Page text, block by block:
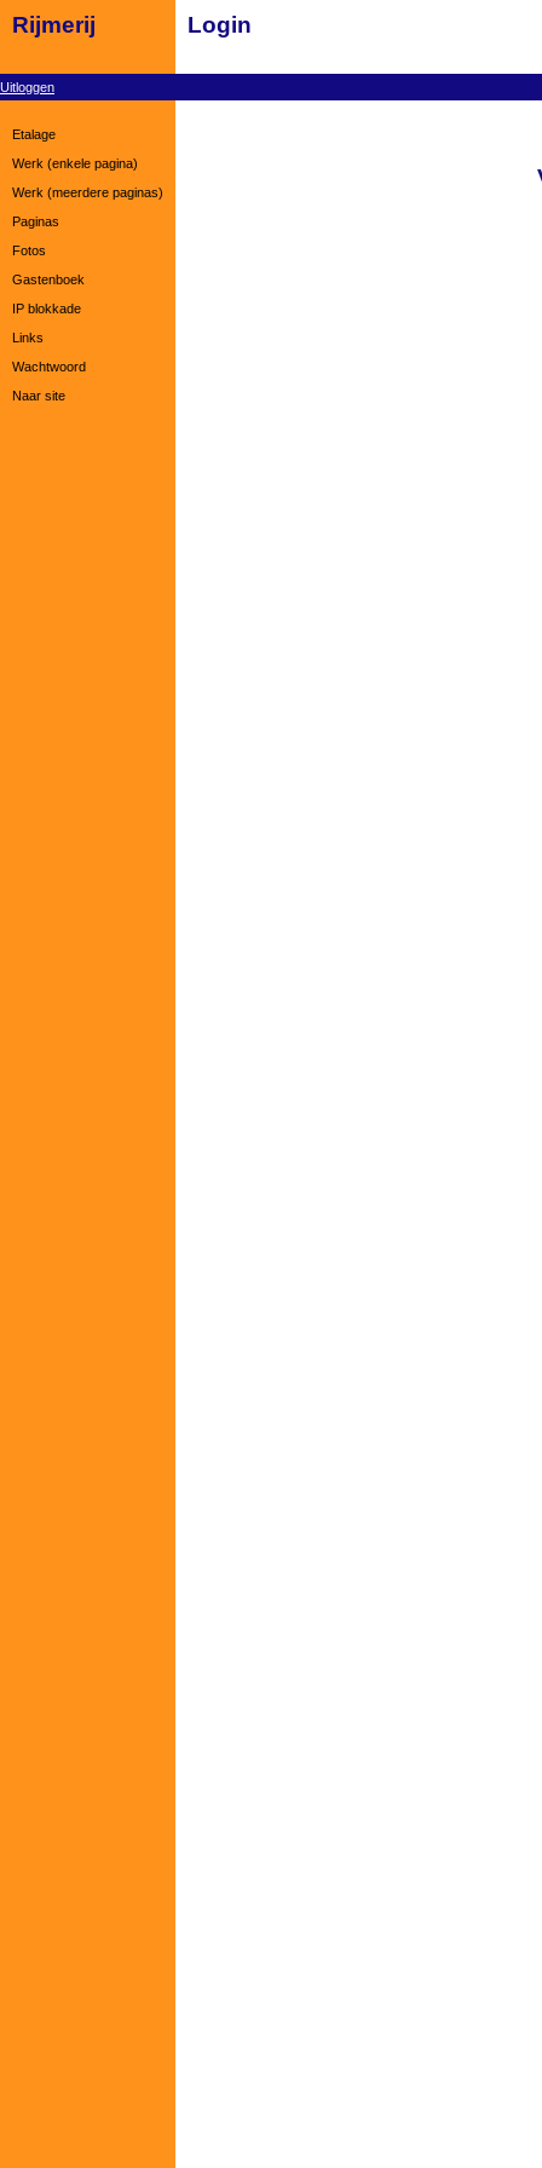
Rijmerij Login
Uitloggen
Etalage
Werk (enkele pagina)
Werk (meerdere paginas)
Paginas
Fotos
Gastenboek
IP blokkade
Links
Wachtwoord
Naar site